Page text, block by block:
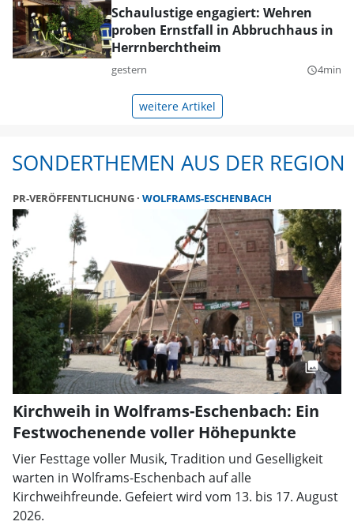
Schaulustige engagiert: Wehren
proben Ernstfall in Abbruchhaus in
Herrnberchtheim
gestern query_builder4min
weitere Artikel
SONDERTHEMEN AUS DER REGION
PR-VERÖFFENTLICHUNG WOLFRAMS-ESCHENBACH
Kirchweih in Wolframs-Eschenbach: Ein
Festwochenende voller Höhepunkte
Vier Festtage voller Musik, Tradition und Geselligkeit
warten in Wolframs-Eschenbach auf alle
Kirchweihfreunde. Gefeiert wird vom 13. bis 17. August
2026.